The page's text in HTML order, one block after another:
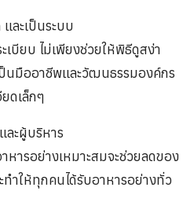
และเป็นระบบ
เบียบ ไม่เพียงช่วยให้พิธีดูสง่า
นมืออาชีพและวัฒนธรรมองค์กร
ดเล็กๆ
ะผู้บริหาร
หารอย่างเหมาะสมจะช่วยลดของ
ำให้ทุกคนได้รับอาหารอย่างทั่ว